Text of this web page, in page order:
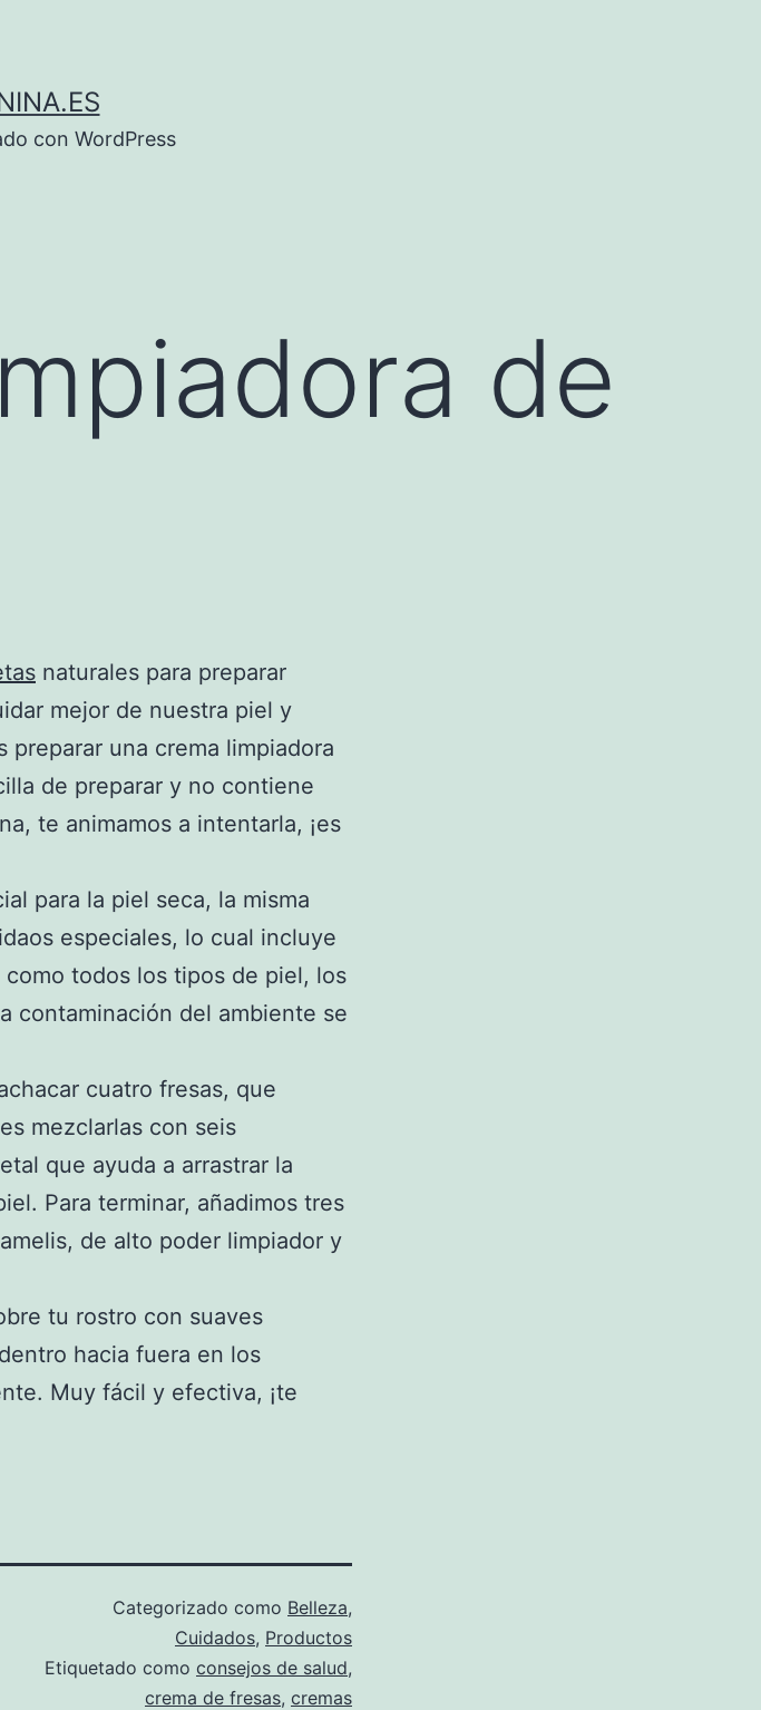
con WordPress
de
naturales para preparar
mejor de nuestra piel y
una crema limpiadora
de preparar y no contiene
te animamos a intentarla, ¡es
para la piel seca, la misma
especiales, lo cual incluye
todos los tipos de piel, los
contaminación del ambiente se
cuatro fresas, que
mezclarlas con seis
que ayuda a arrastrar la
Para terminar, añadimos tres
de alto poder limpiador y
tu rostro con suaves
hacia fuera en los
Muy fácil y efectiva, ¡te
Categorizado como Belleza,
Cuidados, Productos
Etiquetado como consejos de salud,
crema de fresas, cremas